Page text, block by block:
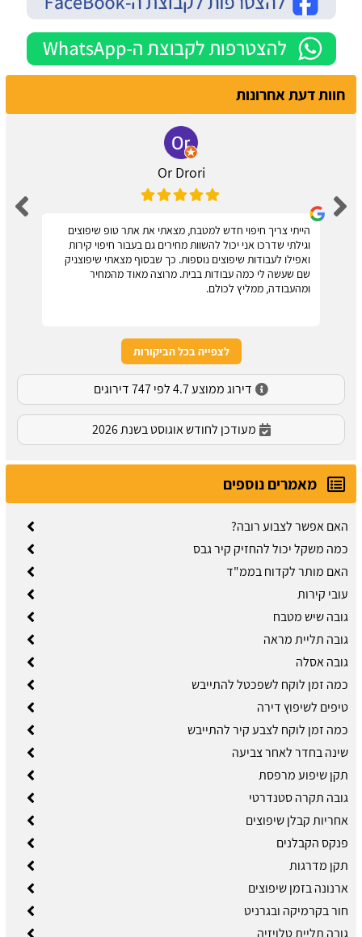
חוות דעת אחרונות
Or Drori
הייתי צריך חיפוי חדש למטבח, מצאתי את אתר טופ שיפוצים
וגילתי שדרכו אני יכול להשוות מחירים גם בעבור חיפוי קירות
ואפילו לעבודות שיפוצים נוספות. כך שבסוף מצאתי שיפוצניק
שם שעשה לי כמה עבודות בבית. מרוצה מאוד מהמחיר
ומהעבודה, ממליץ לכולם.
לצפייה בכל הביקורות
דירוג ממוצע 4.7 לפי 747 דירוגים
מעודכן לחודש אוגוסט בשנת 2026
מאמרים נוספים
האם אפשר לצבוע רובה?
כמה משקל יכול להחזיק קיר גבס
האם מותר לקדוח בממ"ד
עובי קירות
גובה שיש מטבח
גובה תליית מראה
גובה אסלה
כמה זמן לוקח לשפכטל להתייבש
טיפים לשיפוץ דירה
כמה זמן לוקח לצבע קיר להתייבש
שינה בחדר לאחר צביעה
תקן שיפוע מרפסת
גובה תקרה סטנדרטי
אחריות קבלן שיפוצים
פנקס הקבלנים
תקן מדרגות
ארנונה בזמן שיפוצים
חור בקרמיקה ובגרניט